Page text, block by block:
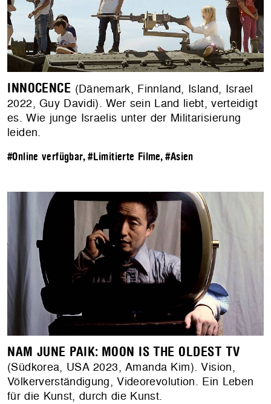
INNOCENCE (Dänemark, Finnland, Island, Israel
2022, Guy Davidi). Wer sein Land liebt, verteidigt
es. Wie junge Israelis unter der Militarisierung
leiden.
#Online verfügbar,#Limitierte Filme,#Asien
NAM JUNE PAIK: MOON IS THE OLDEST TV
(Südkorea, USA 2023, Amanda Kim). Vision,
Völkerverständigung, Videorevolution. Ein Leben
für die Kunst, durch die Kunst.